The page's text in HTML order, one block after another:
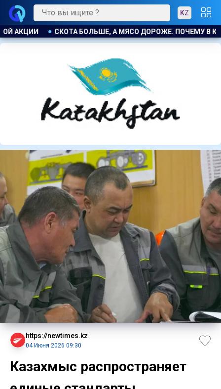
KZ
ДОРОЖЕ. ПОЧЕМУ В КАЗАХСТАНЕ ПРОДОЛЖАЮТ РАСТИ
https://newtimes.kz
04 Июня 2026 09:30
Казахмыс распространяет